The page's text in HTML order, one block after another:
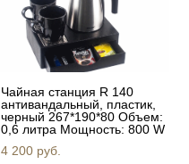
Чайная станция R 140
антивандальный, пластик,
черный 267*190*80 Объем:
0,6 литра Мощность: 800 W
4 200 pуб.